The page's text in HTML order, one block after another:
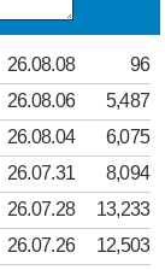
26.08.08
96
26.08.06
5,487
26.08.04
6,075
26.07.31
8,094
26.07.28
13,233
26.07.26
12,503